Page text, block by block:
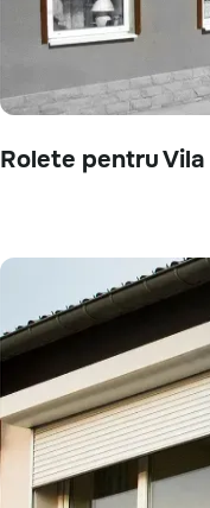
Rolete pentru Vila